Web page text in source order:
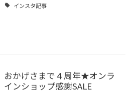
インスタ記事
おかげさまで４周年★オンラ
インショップ感謝SALE